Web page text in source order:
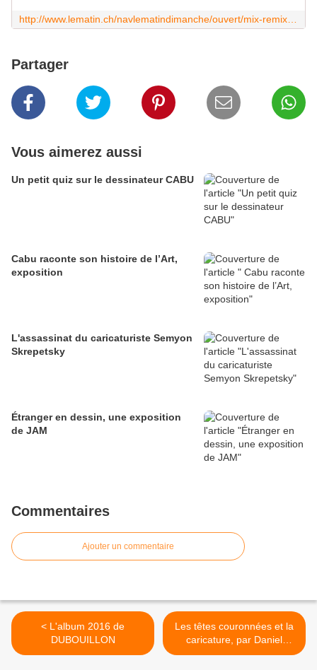
Partager
Vous aimerez aussi
Un petit quiz sur le dessinateur CABU
Cabu raconte son histoire de l’Art,
exposition
L'assassinat du caricaturiste Semyon
Skrepetsky
Étranger en dessin, une exposition
de JAM
Commentaires
Ajouter un commentaire
< L'album 2016 de
DUBOUILLON
Les têtes couronnées et la
caricature, par Daniel
Dugne >